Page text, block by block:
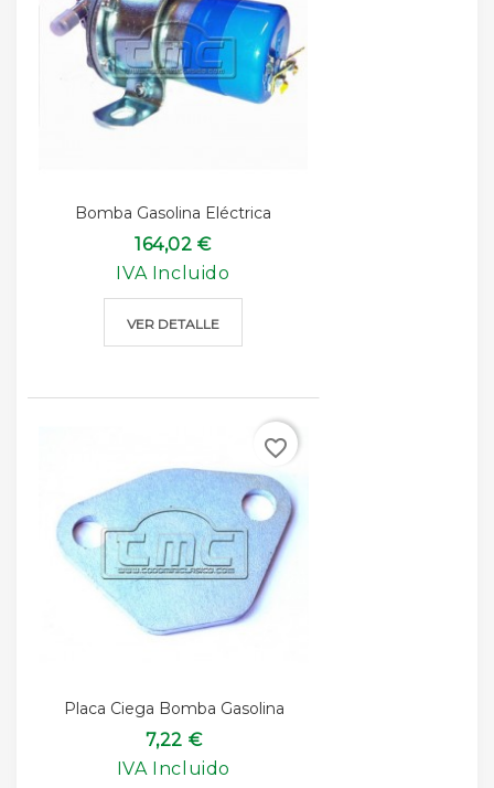
Bomba Gasolina Eléctrica
164,02 €
IVA Incluido
VER DETALLE
Placa Ciega Bomba Gasolina
7,22 €
IVA Incluido
favorite_border